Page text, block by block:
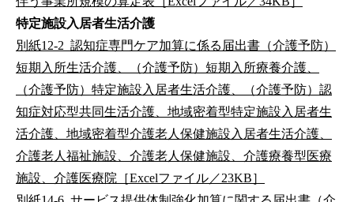
特定施設入居者生活介護
別紙12-2_認知症専門ケア加算に係る届出書（介護予防）
短期入所生活介護、（介護予防）短期入所療養介護、
（介護予防）特定施設入居者生活介護、（介護予防）認
知症対応型共同生活介護、地域密着型特定施設入居者生
活介護、地域密着型介護老人保健施設入居者生活介護、
介護老人福祉施設、介護老人保健施設、介護療養型医療
施設、介護医療院［Excelファイル／23KB］